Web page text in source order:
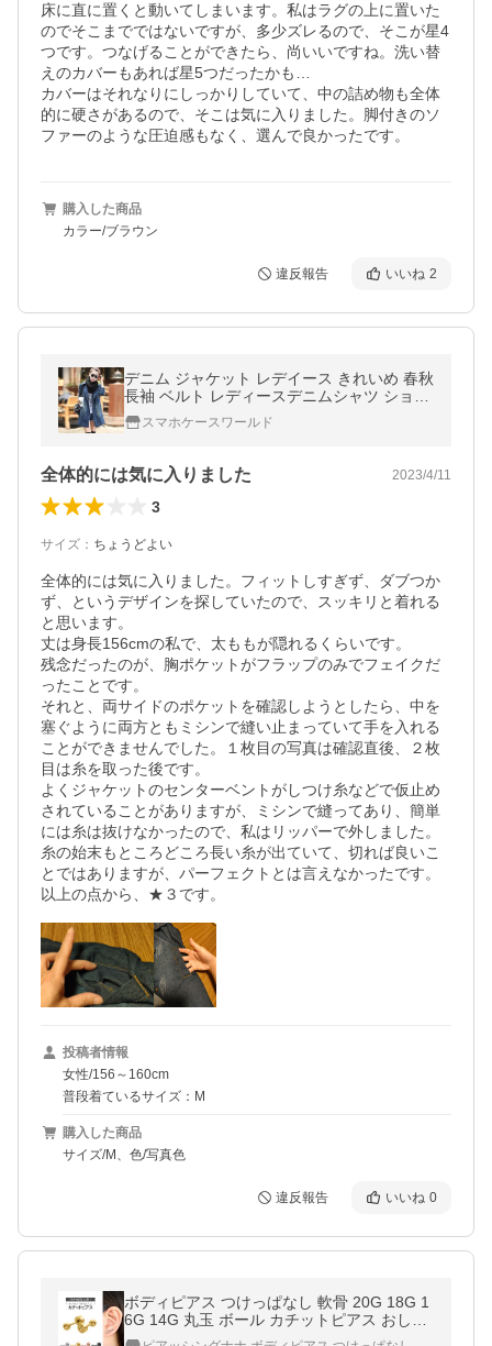
床に直に置くと動いてしまいます。私はラグの上に置いた
のでそこまでではないですが、多少ズレるので、そこが星4
つです。つなげることができたら、尚いいですね。洗い替
えのカバーもあれば星5つだったかも…
カバーはそれなりにしっかりしていて、中の詰め物も全体
的に硬さがあるので、そこは気に入りました。脚付きのソ
ファーのような圧迫感もなく、選んで良かったです。
購入した商品
カラー/ブラウン
違反報告 いいね 2
デニム ジャケット レデイース きれいめ 春秋
長袖 ベルト レディースデニムシャツ ショー
ト Gジャン カジュアル デニムコート オシャ
レ ロング丈ジャケット
スマホケースワールド
全体的には気に入りました 2023/4/11
3
サイズ ： ちょうどよい
全体的には気に入りました。フィットしすぎず、ダブつか
ず、というデザインを探していたので、スッキリと着れる
と思います。
丈は身長156cmの私で、太ももが隠れるくらいです。
残念だったのが、胸ポケットがフラップのみでフェイクだ
ったことです。
それと、両サイドのポケットを確認しようとしたら、中を
塞ぐように両方ともミシンで縫い止まっていて手を入れる
ことができませんでした。１枚目の写真は確認直後、２枚
目は糸を取った後です。
よくジャケットのセンターベントがしつけ糸などで仮止め
されていることがありますが、ミシンで縫ってあり、簡単
には糸は抜けなかったので、私はリッパーで外しました。
糸の始末もところどころ長い糸が出ていて、切れば良いこ
とではありますが、パーフェクトとは言えなかったです。
以上の点から、★３です。
投稿者情報
女性/156～160cm
普段着ているサイズ：M
購入した商品
サイズ/M、色/写真色
違反報告 いいね 0
ボディピアス つけっぱなし 軟骨 20G 18G 1
6G 14G 丸玉 ボール カチットピアス おしゃ
れ アレルギー対応 片耳 おしゃれ 20代 30代